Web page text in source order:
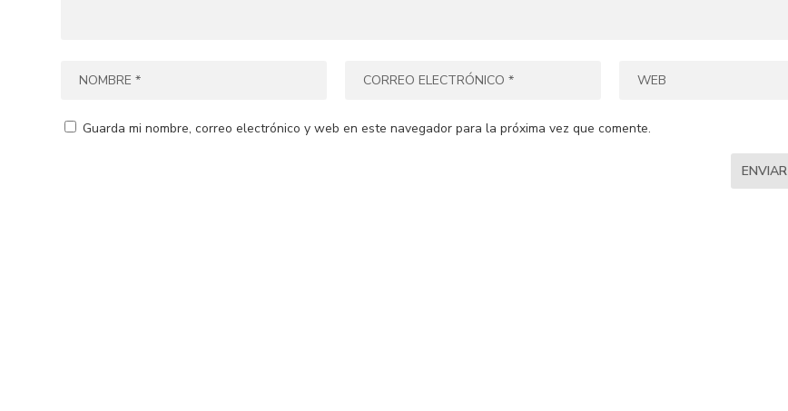
Guarda mi nombre, correo electrónico y web en este navegador para la próxima vez que comente.